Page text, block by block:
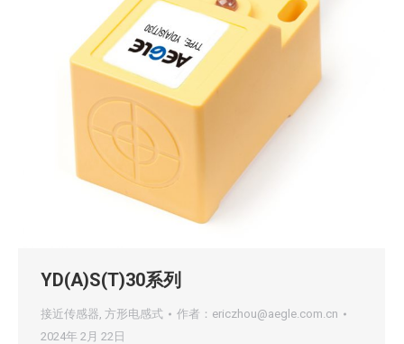
YD(A)S(T)30系列
接近传感器, 方形电感式 作者： ericzhou@aegle.com.cn
2024年 2月 22日